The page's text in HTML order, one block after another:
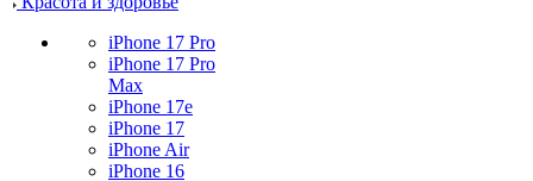
iPhone 17 Pro
iPhone 17 Pro
Max
iPhone 17e
iPhone 17
iPhone Air
iPhone 16